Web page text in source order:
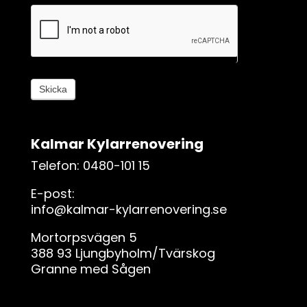
k
l
ä
a
d
t
h
r
f
ä
Skicka
Kalmar Kylarrenovering
Telefon: 0480-101 15
E-post:
info@kalmar-kylarrenovering.se
Mortorpsvägen 5
388 93 Ljungbyholm/Tvärskog
Granne med Sågen